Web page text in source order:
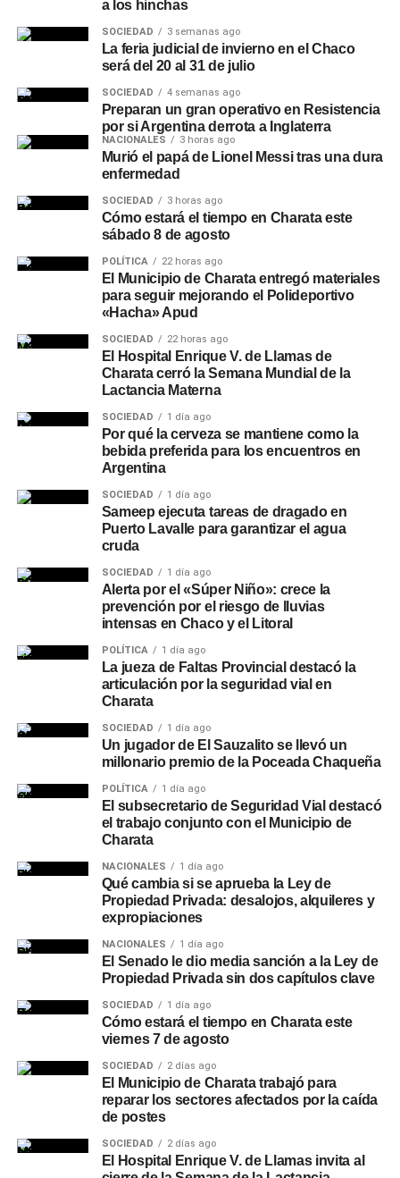
a los hinchas
SOCIEDAD 3 semanas ago
La feria judicial de invierno en el Chaco
será del 20 al 31 de julio
SOCIEDAD 4 semanas ago
Preparan un gran operativo en Resistencia
por si Argentina derrota a Inglaterra
NACIONALES 3 horas ago
Murió el papá de Lionel Messi tras una dura
enfermedad
SOCIEDAD 3 horas ago
Cómo estará el tiempo en Charata este
sábado 8 de agosto
POLÍTICA 22 horas ago
El Municipio de Charata entregó materiales
para seguir mejorando el Polideportivo
«Hacha» Apud
SOCIEDAD 22 horas ago
El Hospital Enrique V. de Llamas de
Charata cerró la Semana Mundial de la
Lactancia Materna
SOCIEDAD 1 día ago
Por qué la cerveza se mantiene como la
bebida preferida para los encuentros en
Argentina
SOCIEDAD 1 día ago
Sameep ejecuta tareas de dragado en
Puerto Lavalle para garantizar el agua
cruda
SOCIEDAD 1 día ago
Alerta por el «Súper Niño»: crece la
prevención por el riesgo de lluvias
intensas en Chaco y el Litoral
POLÍTICA 1 día ago
La jueza de Faltas Provincial destacó la
articulación por la seguridad vial en
Charata
SOCIEDAD 1 día ago
Un jugador de El Sauzalito se llevó un
millonario premio de la Poceada Chaqueña
POLÍTICA 1 día ago
El subsecretario de Seguridad Vial destacó
el trabajo conjunto con el Municipio de
Charata
NACIONALES 1 día ago
Qué cambia si se aprueba la Ley de
Propiedad Privada: desalojos, alquileres y
expropiaciones
NACIONALES 1 día ago
El Senado le dio media sanción a la Ley de
Propiedad Privada sin dos capítulos clave
SOCIEDAD 1 día ago
Cómo estará el tiempo en Charata este
viernes 7 de agosto
SOCIEDAD 2 días ago
El Municipio de Charata trabajó para
reparar los sectores afectados por la caída
de postes
SOCIEDAD 2 días ago
El Hospital Enrique V. de Llamas invita al